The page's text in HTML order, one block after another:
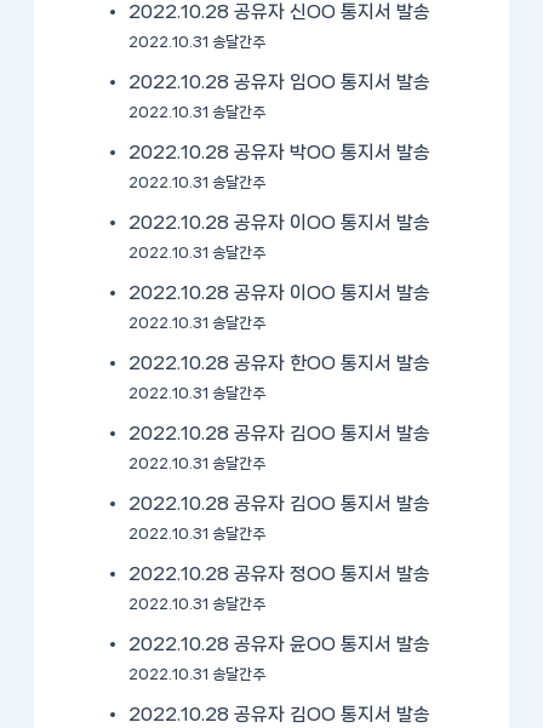
2022.10.28 공유자 신OO 통지서 발송
2022.10.31 송달간주
2022.10.28 공유자 임OO 통지서 발송
2022.10.31 송달간주
2022.10.28 공유자 박OO 통지서 발송
2022.10.31 송달간주
2022.10.28 공유자 이OO 통지서 발송
2022.10.31 송달간주
2022.10.28 공유자 이OO 통지서 발송
2022.10.31 송달간주
2022.10.28 공유자 한OO 통지서 발송
2022.10.31 송달간주
2022.10.28 공유자 김OO 통지서 발송
2022.10.31 송달간주
2022.10.28 공유자 김OO 통지서 발송
2022.10.31 송달간주
2022.10.28 공유자 정OO 통지서 발송
2022.10.31 송달간주
2022.10.28 공유자 윤OO 통지서 발송
2022.10.31 송달간주
2022.10.28 공유자 김OO 통지서 발송